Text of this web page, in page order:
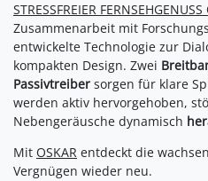
STRESSFREIER FERNSEHGENUSS
Zusammenarbeit mit
entwickelte Technologie zur
kompakten Design. Zwei
Passivtreiber sorgen für klare
werden aktiv hervorgehoben,
Nebengeräusche dynamisch
Mit OSKAR entdeckt die
Vergnügen wieder neu.